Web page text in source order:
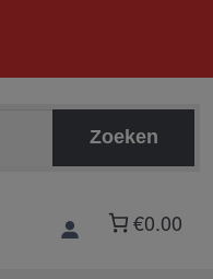
Zoeken
€0.00